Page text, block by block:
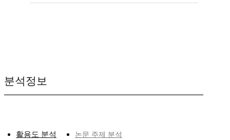
분석정보
활용도 분석
논문 주제 분석